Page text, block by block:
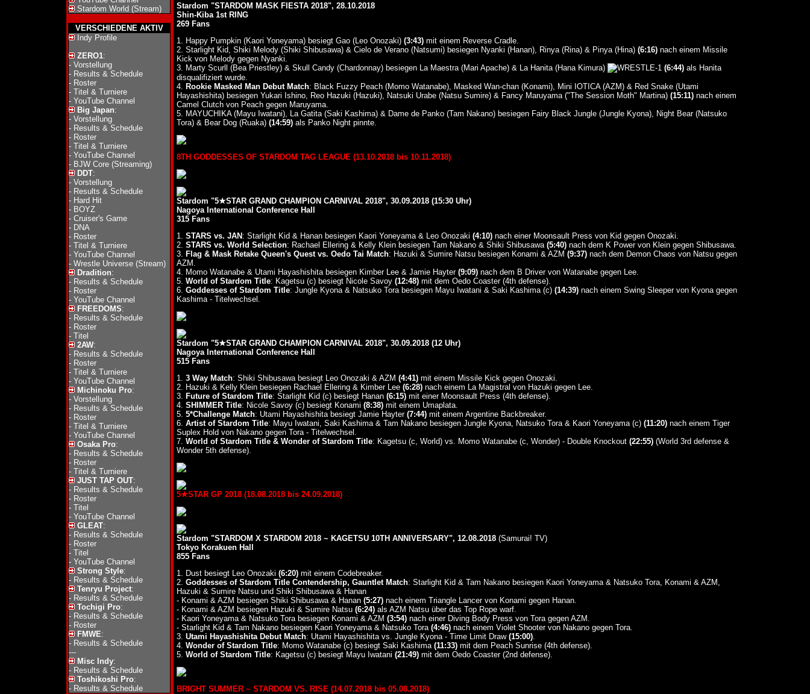
Stardom World (Stream)
VERSCHIEDENE AKTIV
Indy Profile
ZERO1:
- Vorstellung
- Results & Schedule
- Roster
- Titel & Turniere
- YouTube Channel
Big Japan:
- Vorstellung
- Results & Schedule
- Roster
- Titel & Turniere
- YouTube Channel
- BJW Core (Streaming)
DDT:
- Vorstellung
- Results & Schedule
- Hard Hit
- BOYZ
- Cruiser's Game
- DNA
- Roster
- Titel & Turniere
- YouTube Channel
- Wrestle Universe (Stream)
Dradition:
- Results & Schedule
- Roster
- YouTube Channel
FREEDOMS:
- Results & Schedule
- Roster
- Titel
2AW:
- Results & Schedule
- Roster
- Titel & Turniere
- YouTube Channel
Michinoku Pro:
- Vorstellung
- Results & Schedule
- Roster
- Titel & Turniere
- YouTube Channel
Osaka Pro:
- Results & Schedule
- Roster
- Titel & Turniere
JUST TAP OUT:
- Results & Schedule
- Roster
- Titel
- YouTube Channel
GLEAT:
- Results & Schedule
- Roster
- Titel
- YouTube Channel
Strong Style:
- Results & Schedule
Tenryu Project:
- Results & Schedule
Tochigi Pro:
- Results & Schedule
- Roster
FMWE:
- Results & Schedule
---
Misc Indy:
- Results & Schedule
Toshikoshi Pro:
- Results & Schedule
Stardom "STARDOM MASK FIESTA 2018", 28.10.2018
Shin-Kiba 1st RING
269 Fans
1. Happy Pumpkin (Kaori Yoneyama) besiegt Gao (Leo Onozaki) (3:43)mit einem Reverse Cradle.
2. Starlight Kid, Shiki Melody (Shiki Shibusawa) & Cielo de Verano (Natsumi) besiegen Nyanki (Hanan), Rinya (Rina) & Pinya (Hina) (6:16)nach einem Missile
Kick von Melody gegen Nyanki.
3. Marty Scurll (Bea Priestley) & Skull Candy (Chardonnay) besiegen La Maestra (Mari Apache) & La Hanita (Hana Kimura)
(6:44)als Hanita
disqualifiziert wurde.
4. Rookie Masked Man Debut Match: Black Fuzzy Peach (Momo Watanabe), Masked Wan-chan (Konami), Mini IOTICA (AZM) & Red Snake (Utami
Hayashishita) besiegen Yukari Ishino, Reo Hazuki (Hazuki), Natsuki Urabe (Natsu Sumire) & Fancy Maruyama ("The Session Moth" Martina) (15:11)nach einem
Camel Clutch von Peach gegen Maruyama.
5. MAYUCHIKA (Mayu Iwatani), La Gatita (Saki Kashima) & Dame de Panko (Tam Nakano) besiegen Fairy Black Jungle (Jungle Kyona), Night Bear (Natsuko
Tora) & Bear Dog (Ruaka) (14:59)als Panko Night pinnte.
8TH GODDESSES OF STARDOM TAG LEAGUE (13.10.2018 bis 10.11.2018)
Stardom "5★STAR GRAND CHAMPION CARNIVAL 2018", 30.09.2018 (15:30 Uhr)
Nagoya International Conference Hall
315 Fans
1. STARS vs. JAN : Starlight Kid & Hanan besiegen Kaori Yoneyama & Leo Onozaki (4:10)nach einer Moonsault Press von Kid gegen Onozaki.
2. STARS vs. World Selection: Rachael Ellering & Kelly Klein besiegen Tam Nakano & Shiki Shibusawa (5:40)nach dem K Power von Klein gegen Shibusawa.
3. Flag & Mask Retake Queen's Quest vs. Oedo Tai Match: Hazuki & Sumire Natsu besiegen Konami & AZM (9:37)nach dem Demon Chaos von Natsu gegen
AZM.
4. Momo Watanabe & Utami Hayashishita besiegen Kimber Lee & Jamie Hayter (9:09)nach dem B Driver von Watanabe gegen Lee.
5. World of Stardom Title: Kagetsu (c) besiegt Nicole Savoy (12:48)mit dem Oedo Coaster (4th defense).
6. Goddesses of Stardom Title: Jungle Kyona & Natsuko Tora besiegen Mayu Iwatani & Saki Kashima (c) (14:39)nach einem Swing Sleeper von Kyona gegen
Kashima - Titelwechsel.
Stardom "5★STAR GRAND CHAMPION CARNIVAL 2018", 30.09.2018 (12 Uhr)
Nagoya International Conference Hall
515 Fans
1. 3 Way Match: Shiki Shibusawa besiegt Leo Onozaki & AZM (4:41)mit einem Missile Kick gegen Onozaki.
2. Hazuki & Kelly Klein besiegen Rachael Ellering & Kimber Lee (6:28)nach einem La Magistral von Hazuki gegen Lee.
3. Future of Stardom Title: Starlight Kid (c) besiegt Hanan (6:15)mit einer Moonsault Press (4th defense).
4. SHIMMER Title: Nicole Savoy (c) besiegt Konami (8:38)mit einem Umaplata.
5. 5*Challenge Match: Utami Hayashishita besiegt Jamie Hayter (7:44)mit einem Argentine Backbreaker.
6. Artist of Stardom Title: Mayu Iwatani, Saki Kashima & Tam Nakano besiegen Jungle Kyona, Natsuko Tora & Kaori Yoneyama (c) (11:20)nach einem Tiger
Suplex Hold von Nakano gegen Tora - Titelwechsel.
7. World of Stardom Title & Wonder of Stardom Title: Kagetsu (c, World) vs. Momo Watanabe (c, Wonder) - Double Knockout (22:55)(World 3rd defense &
Wonder 5th defense).
5★STAR GP 2018 (18.08.2018 bis 24.09.2018)
Stardom "STARDOM X STARDOM 2018 ~ KAGETSU 10TH ANNIVERSARY", 12.08.2018(Samurai! TV)
Tokyo Korakuen Hall
855 Fans
1. Dust besiegt Leo Onozaki (6:20)mit einem Codebreaker.
2. Goddesses of Stardom Title Contendership, Gauntlet Match: Starlight Kid & Tam Nakano besiegen Kaori Yoneyama & Natsuko Tora, Konami & AZM,
Hazuki & Sumire Natsu und Shiki Shibusawa & Hanan
- Konami & AZM besiegen Shiki Shibusawa & Hanan (5:27)nach einem Triangle Lancer von Konami gegen Hanan.
- Konami & AZM besiegen Hazuki & Sumire Natsu (6:24)als AZM Natsu über das Top Rope warf.
- Kaori Yoneyama & Natsuko Tora besiegen Konami & AZM (3:54)nach einer Diving Body Press von Tora gegen AZM.
- Starlight Kid & Tam Nakano besiegen Kaori Yoneyama & Natsuko Tora (4:46)nach einem Violet Shooter von Nakano gegen Tora.
3. Utami Hayashishita Debut Match: Utami Hayashishita vs. Jungle Kyona - Time Limit Draw (15:00).
4. Wonder of Stardom Title: Momo Watanabe (c) besiegt Saki Kashima (11:33)mit dem Peach Sunrise (4th defense).
5. World of Stardom Title: Kagetsu (c) besiegt Mayu Iwatani (21:49)mit dem Oedo Coaster (2nd defense).
BRIGHT SUMMER ~ STARDOM VS. RISE (14.07.2018 bis 05.08.2018)